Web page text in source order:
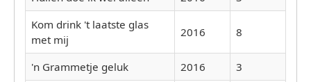
Kom drink 't laatste glas
met mij
2016 8
'n Grammetje geluk 2016
3